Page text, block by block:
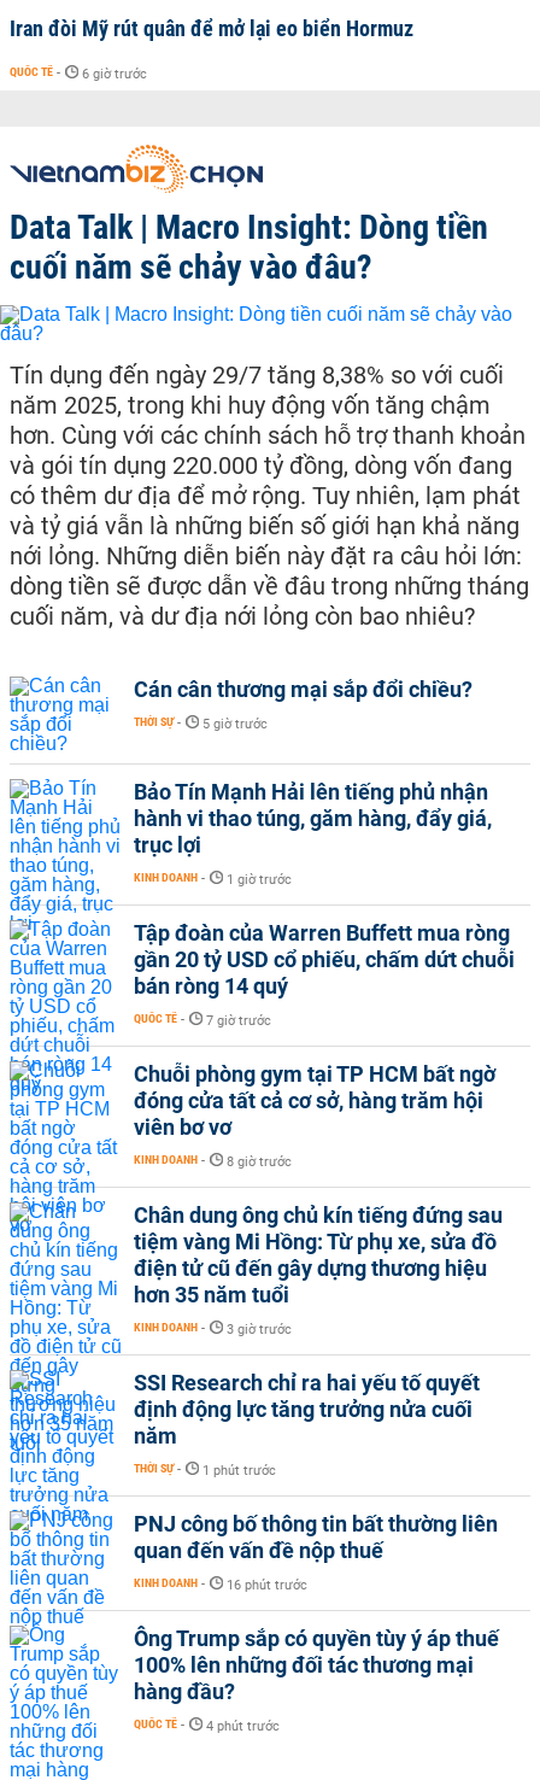
Iran đòi Mỹ rút quân để mở lại eo biển Hormuz
QUỐC TẾ - 6 giờ trước
Data Talk | Macro Insight: Dòng tiền
cuối năm sẽ chảy vào đâu?
Tín dụng đến ngày 29/7 tăng 8,38% so với cuối
năm 2025, trong khi huy động vốn tăng chậm
hơn. Cùng với các chính sách hỗ trợ thanh khoản
và gói tín dụng 220.000 tỷ đồng, dòng vốn đang
có thêm dư địa để mở rộng. Tuy nhiên, lạm phát
và tỷ giá vẫn là những biến số giới hạn khả năng
nới lỏng. Những diễn biến này đặt ra câu hỏi lớn:
dòng tiền sẽ được dẫn về đâu trong những tháng
cuối năm, và dư địa nới lỏng còn bao nhiêu?
Cán cân thương mại sắp đổi chiều?
THỜI SỰ - 5 giờ trước
Bảo Tín Mạnh Hải lên tiếng phủ nhận
hành vi thao túng, găm hàng, đẩy giá,
trục lợi
KINH DOANH - 1 giờ trước
Tập đoàn của Warren Buffett mua ròng
gần 20 tỷ USD cổ phiếu, chấm dứt chuỗi
bán ròng 14 quý
QUỐC TẾ - 7 giờ trước
Chuỗi phòng gym tại TP HCM bất ngờ
đóng cửa tất cả cơ sở, hàng trăm hội
viên bơ vơ
KINH DOANH - 8 giờ trước
Chân dung ông chủ kín tiếng đứng sau
tiệm vàng Mi Hồng: Từ phụ xe, sửa đồ
điện tử cũ đến gây dựng thương hiệu
hơn 35 năm tuổi
KINH DOANH - 3 giờ trước
SSI Research chỉ ra hai yếu tố quyết
định động lực tăng trưởng nửa cuối
năm
THỜI SỰ - 1 phút trước
PNJ công bố thông tin bất thường liên
quan đến vấn đề nộp thuế
KINH DOANH - 16 phút trước
Ông Trump sắp có quyền tùy ý áp thuế
100% lên những đối tác thương mại
hàng đầu?
QUỐC TẾ - 4 phút trước